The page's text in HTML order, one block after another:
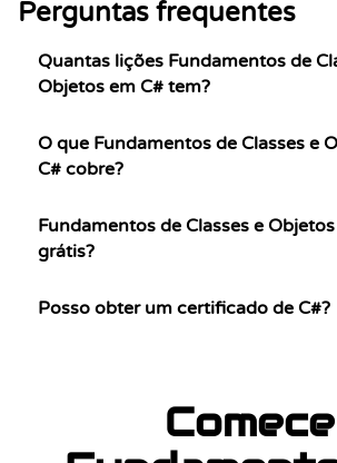
Perguntas frequentes
Quantas lições Fundamentos de
Objetos em C# tem?
O que Fundamentos de Classes e
C# cobre?
Fundamentos de Classes e
grátis?
Posso obter um certificado de C#?
Comece